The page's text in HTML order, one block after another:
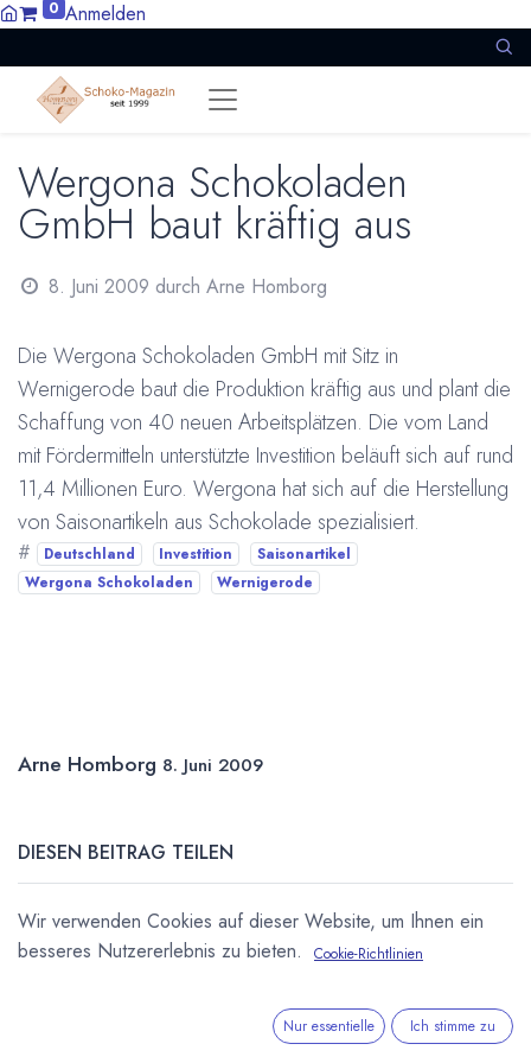
0 Anmelden
Wergona Schokoladen
GmbH baut kräftig aus
8. Juni 2009 durch Arne Homborg
Die Wergona Schokoladen GmbH mit Sitz in
Wernigerode baut die Produktion kräftig aus und plant die
Schaffung von 40 neuen Arbeitsplätzen. Die vom Land
mit Fördermitteln unterstützte Investition beläuft sich auf rund
11,4 Millionen Euro. Wergona hat sich auf die Herstellung
von Saisonartikeln aus Schokolade spezialisiert.
# Deutschland Investition
Saisonartikel
Wergona Schokoladen
Wernigerode
Arne Homborg 8. Juni 2009
DIESEN BEITRAG TEILEN
Wir verwenden Cookies auf dieser Website, um Ihnen ein
besseres Nutzererlebnis zu bieten.
Cookie-Richtlinien
Nur essentielle Ich stimme zu